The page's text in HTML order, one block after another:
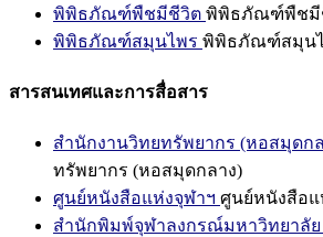
พิพิธภัณฑ์พืชมีชีวิต พิพิธภัณฑ์พืชมี
พิพิธภัณฑ์สมุนไพร พิพิธภัณฑ์สมุน
สารสนเทศและการสื่อสาร
สำนักงานวิทยทรัพยากร (หอสมุดก
ทรัพยากร (หอสมุดกลาง)
ศูนย์หนังสือแห่งจุฬาฯ ศูนย์หนังสือแ
สำนักพิมพ์จุฬาลงกรณ์มหาวิทยาลัย